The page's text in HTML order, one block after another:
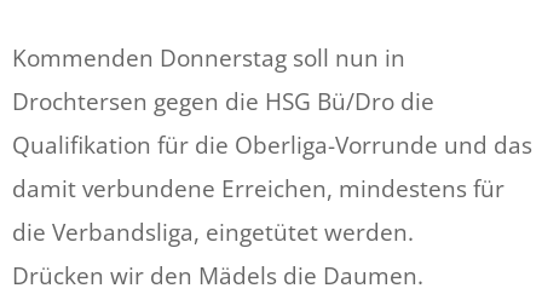
Kommenden Donnerstag soll nun in
Drochtersen gegen die HSG Bü/Dro die
Qualifikation für die Oberliga-Vorrunde und das
damit verbundene Erreichen, mindestens für
die Verbandsliga, eingetütet werden.
Drücken wir den Mädels die Daumen.